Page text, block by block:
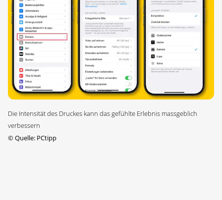
Die Intensität des Druckes kann das gefühlte Erlebnis massgeblich
verbessern
©Quelle: PCtipp